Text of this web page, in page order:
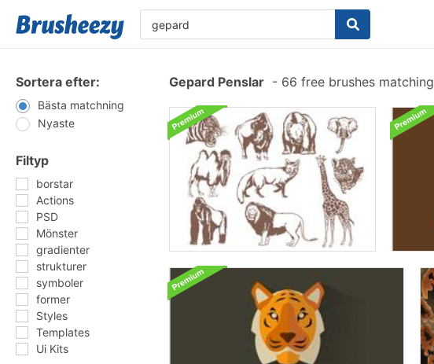
Sortera efter:
Bästa matchning
Nyaste
Filtyp
borstar
Actions
PSD
Mönster
gradienter
strukturer
symboler
former
Styles
Templates
Ui Kits
Gepard Penslar - 66 free brushes matching